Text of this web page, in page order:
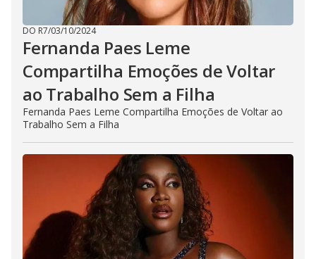
DO R7/03/10/2024
Fernanda Paes Leme
Compartilha Emoções de Voltar
ao Trabalho Sem a Filha
Fernanda Paes Leme Compartilha Emoções de Voltar ao
Trabalho Sem a Filha